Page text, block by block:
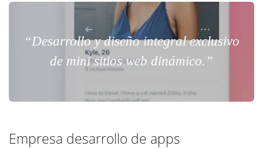
“Desarrollo y diseño integral exclusivo
de mini sitios web dinámico.”
Empresa desarrollo de apps